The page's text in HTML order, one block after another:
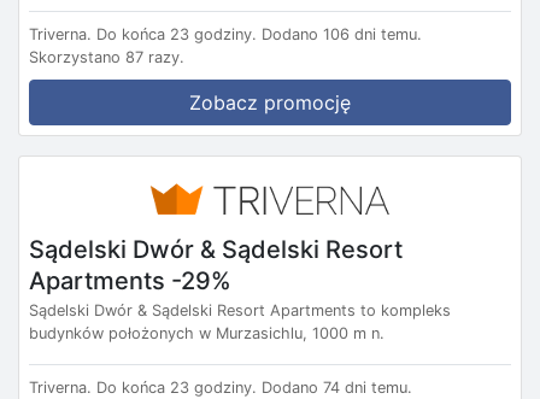
Triverna. Do końca 23 godziny. Dodano 106 dni temu.
Skorzystano 87 razy.
Zobacz promocję
Sądelski Dwór & Sądelski Resort
Apartments -29%
Sądelski Dwór & Sądelski Resort Apartments to kompleks
budynków położonych w Murzasichlu, 1000 m n.
Triverna. Do końca 23 godziny. Dodano 74 dni temu.